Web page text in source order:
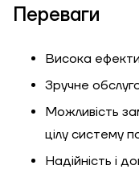
Переваги
Висока
Зручне
Можливість
цілу систему
Надійність і